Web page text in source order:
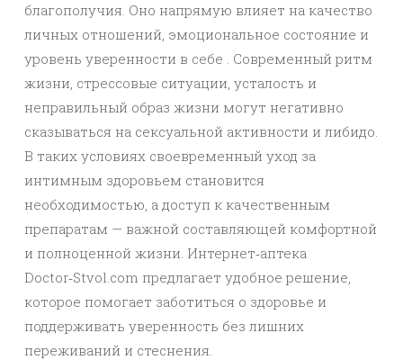
благополучия. Оно напрямую влияет на качество
личных отношений, эмоциональное состояние и
уровень уверенности в себе . Современный ритм
жизни, стрессовые ситуации, усталость и
неправильный образ жизни могут негативно
сказываться на сексуальной активности и либидо.
В таких условиях своевременный уход за
интимным здоровьем становится
необходимостью, а доступ к качественным
препаратам — важной составляющей комфортной
и полноценной жизни. Интернет‑аптека
Doctor‑Stvol.com предлагает удобное решение,
которое помогает заботиться о здоровье и
поддерживать уверенность без лишних
переживаний и стеснения.